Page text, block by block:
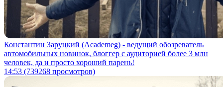
Константин Заруцкий (Academeg) - ведущий обозреватель
автомобильных новинок, блоггер с аудиторией более 3 млн
человек, да и просто хороший парень!
14:53 (739268 просмотров)